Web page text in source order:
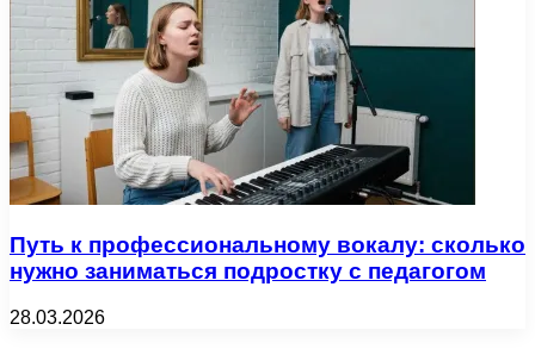
Путь к профессиональному вокалу: сколько
нужно заниматься подростку с педагогом
28.03.2026